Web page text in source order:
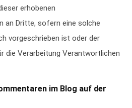
erhobenen
an Dritte, sofern eine solche
vorgeschrieben ist oder der
die Verarbeitung Verantwortlichen
im Blog auf der